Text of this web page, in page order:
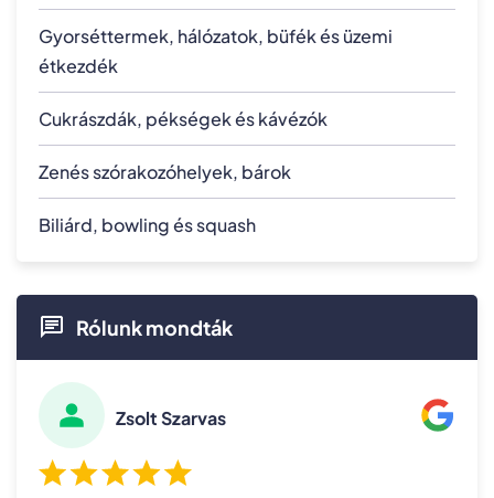
Gyorséttermek, hálózatok, büfék és üzemi
étkezdék
Cukrászdák, pékségek és kávézók
Zenés szórakozóhelyek, bárok
Biliárd, bowling és squash
Rólunk mondták
Zsolt Szarvas